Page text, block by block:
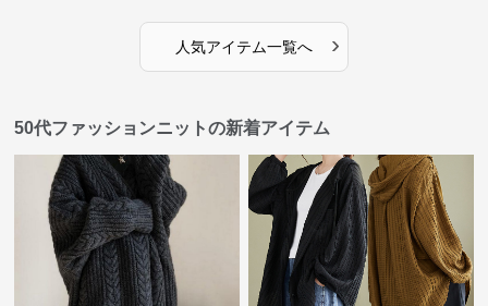
人気アイテム一覧へ ›
50代ファッションニットの新着アイテム